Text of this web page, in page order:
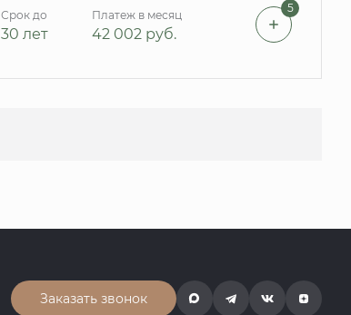
Срок до
30 лет
Платеж в месяц
42 002 руб.
5
Заказать звонок